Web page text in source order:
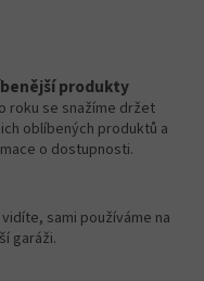
produkty
roku se snažíme držet
oblíbených produktů a
o dostupnosti.
sami používáme na
garáži.